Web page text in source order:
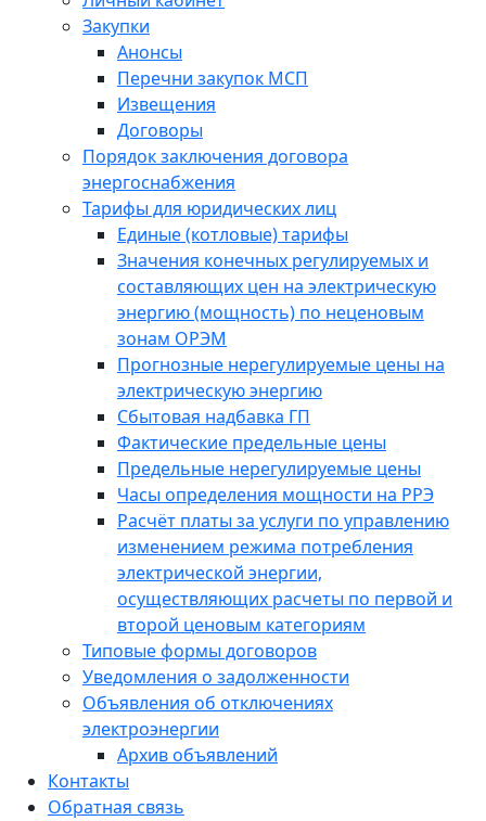
Закупки
Анонсы
Перечни закупок МСП
Извещения
Договоры
Порядок заключения договора
энергоснабжения
Тарифы для юридических лиц
Единые (котловые) тарифы
Значения конечных регулируемых и
составляющих цен на электрическую
энергию (мощность) по неценовым
зонам ОРЭМ
Прогнозные нерегулируемые цены на
электрическую энергию
Сбытовая надбавка ГП
Фактические предельные цены
Предельные нерегулируемые цены
Часы определения мощности на РРЭ
Расчёт платы за услуги по управлению
изменением режима потребления
электрической энергии,
осуществляющих расчеты по первой и
второй ценовым категориям
Типовые формы договоров
Уведомления о задолженности
Объявления об отключениях
электроэнергии
Архив объявлений
Контакты
Обратная связь